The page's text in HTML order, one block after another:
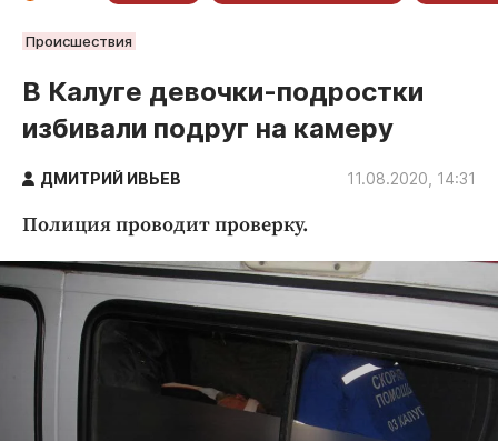
РУБРИКИ
Новости компаний
Статьи
Народные новости
Благоустройство
Криминал
Культура
Недвижимость и ЖКХ
Образование
Общество
Происшествия
В Калуге девочки-подростки
избивали подруг на камеру
ДМИТРИЙ ИВЬЕВ 11.08.2020, 14:31
Полиция проводит проверку.